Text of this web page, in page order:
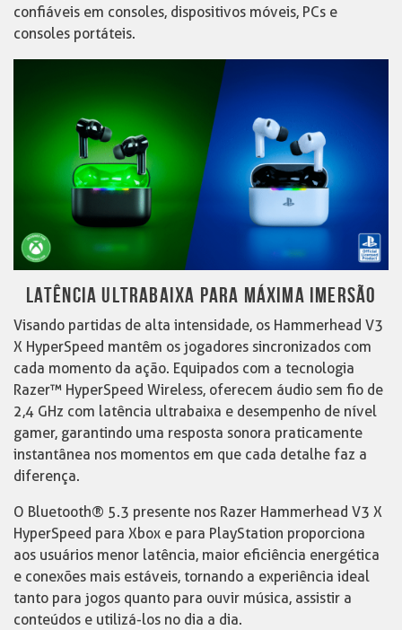
confiáveis em consoles, dispositivos móveis, PCs e
consoles portáteis.
LATÊNCIA ULTRABAIXA PARA MÁXIMA IMERSÃO
Visando partidas de alta intensidade, os Hammerhead V3
X HyperSpeed mantêm os jogadores sincronizados com
cada momento da ação. Equipados com a tecnologia
Razer™ HyperSpeed Wireless, oferecem áudio sem fio de
2,4 GHz com latência ultrabaixa e desempenho de nível
gamer, garantindo uma resposta sonora praticamente
instantânea nos momentos em que cada detalhe faz a
diferença.
O Bluetooth® 5.3 presente nos Razer Hammerhead V3 X
HyperSpeed para Xbox e para PlayStation proporciona
aos usuários menor latência, maior eficiência energética
e conexões mais estáveis, tornando a experiência ideal
tanto para jogos quanto para ouvir música, assistir a
conteúdos e utilizá-los no dia a dia.